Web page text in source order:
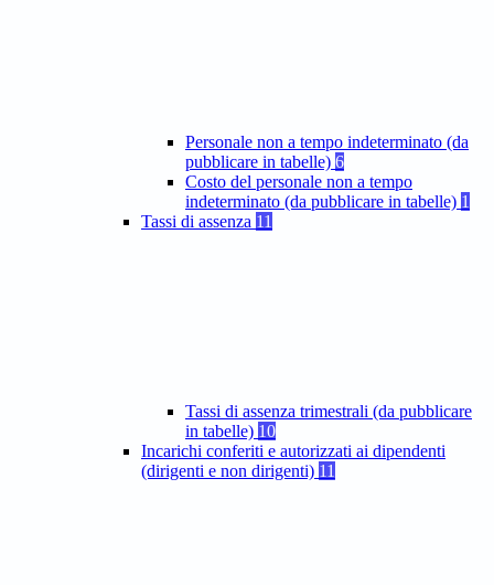
Personale non a tempo indeterminato (da
pubblicare in tabelle) 6
Costo del personale non a tempo
indeterminato (da pubblicare in tabelle) 1
Tassi di assenza 11
Tassi di assenza trimestrali (da pubblicare
in tabelle) 10
Incarichi conferiti e autorizzati ai dipendenti
(dirigenti e non dirigenti) 11